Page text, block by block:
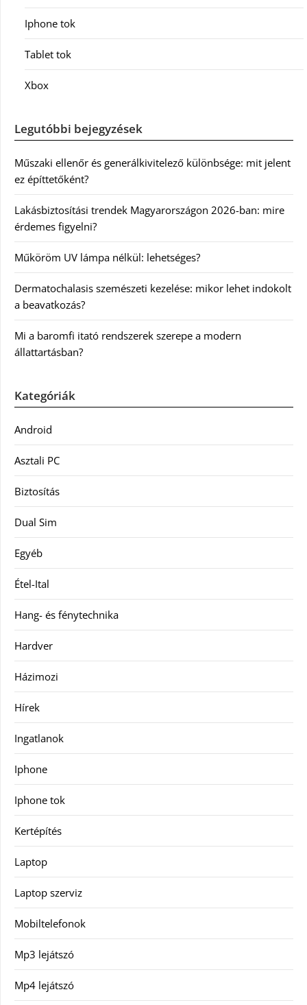
Iphone tok
Tablet tok
Xbox
Legutóbbi bejegyzések
Műszaki ellenőr és generálkivitelező különbsége: mit jelent
ez építtetőként?
Lakásbiztosítási trendek Magyarországon 2026-ban: mire
érdemes figyelni?
Műköröm UV lámpa nélkül: lehetséges?
Dermatochalasis szemészeti kezelése: mikor lehet indokolt
a beavatkozás?
Mi a baromfi itató rendszerek szerepe a modern
állattartásban?
Kategóriák
Android
Asztali PC
Biztosítás
Dual Sim
Egyéb
Étel-Ital
Hang- és fénytechnika
Hardver
Házimozi
Hírek
Ingatlanok
Iphone
Iphone tok
Kertépítés
Laptop
Laptop szerviz
Mobiltelefonok
Mp3 lejátszó
Mp4 lejátszó